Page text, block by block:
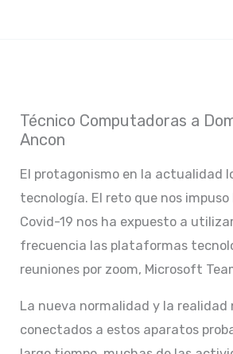
Técnico Computadoras a
Ancon
El protagonismo en la actualidad
tecnología. El reto que nos
Covid-19 nos ha expuesto a
frecuencia las plataformas
reuniones por zoom, Microsoft
La nueva normalidad y la realidad
conectados a estos aparatos